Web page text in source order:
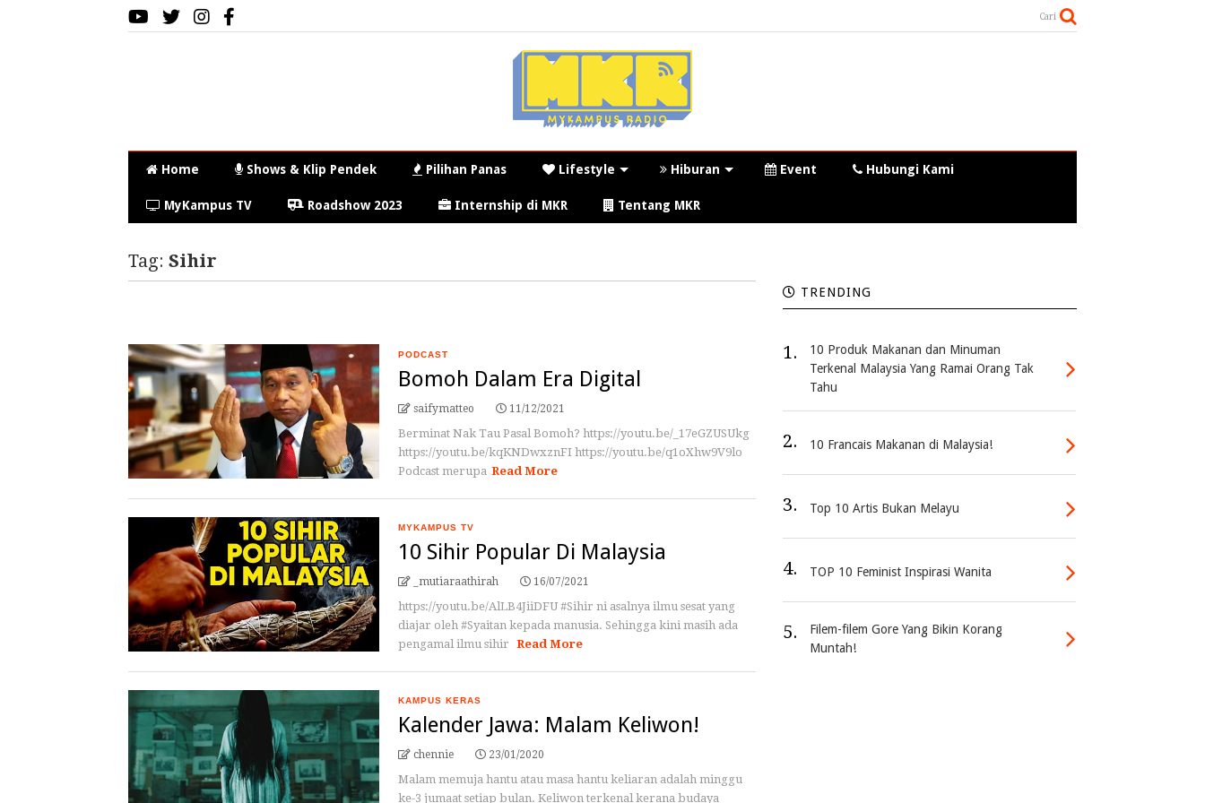
Cari
Home Shows & Klip Pendek Pilihan Panas Lifestyle Hiburan Event Hubungi Kami
MyKampus TV Roadshow 2023 Internship di MKR Tentang MKR
Tag:Sihir
PODCAST
Bomoh Dalam Era Digital
saifymatteo 11/12/2021
Berminat Nak Tau Pasal Bomoh? https://youtu.be/_17eGZUSUkg
https://youtu.be/kqKNDwxznFI https://youtu.be/q1oXhw9V9lo
Podcast merupa Read More
MYKAMPUS TV
10 Sihir Popular Di Malaysia
_mutiaraathirah 16/07/2021
https://youtu.be/AlLB4JiiDFU #Sihir ni asalnya ilmu sesat yang
diajar oleh #Syaitan kepada manusia. Sehingga kini masih ada
pengamal ilmu sihir Read More
KAMPUS KERAS
Kalender Jawa: Malam Keliwon!
chennie 23/01/2020
Malam memuja hantu atau masa hantu keliaran adalah minggu
ke-3 jumaat setiap bulan. Keliwon terkenal kerana budaya
TRENDING
1.
10 Produk Makanan dan Minuman
Terkenal Malaysia Yang Ramai Orang Tak
Tahu
2. 10 Francais Makanan di Malaysia!
3. Top 10 Artis Bukan Melayu
4. TOP 10 Feminist Inspirasi Wanita
5.
Filem-filem Gore Yang Bikin Korang
Muntah!